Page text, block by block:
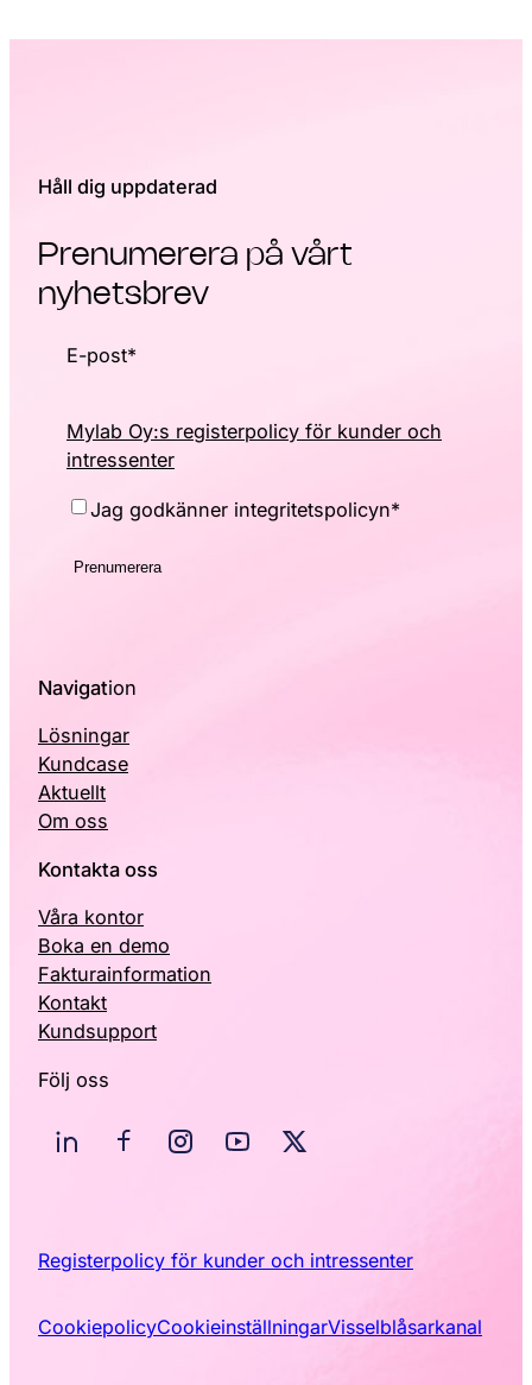
Håll dig uppdaterad
Prenumerera på vårt
nyhetsbrev
E-post*
Mylab Oy:s registerpolicy för kunder och
intressenter
Consent*
Jag godkänner integritetspolicyn*
Navigation
Lösningar
Kundcase
Aktuellt
Om oss
Kontakta oss
Våra kontor
Boka en demo
Fakturainformation
Kontakt
Kundsupport
Följ oss
Registerpolicy för kunder och intressenter
CookiepolicyCookieinställningarVisselblåsarkanal